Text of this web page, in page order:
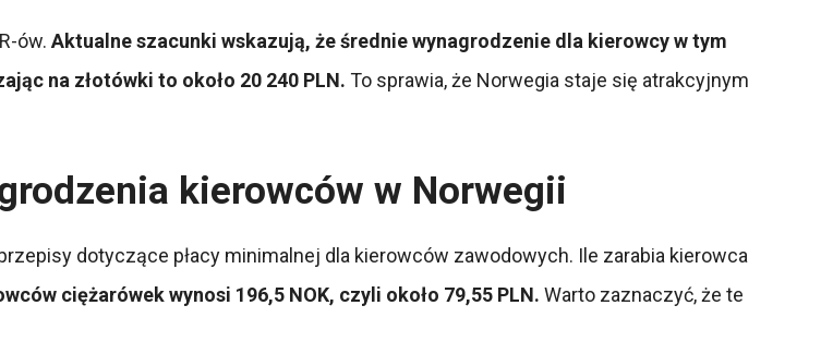
ów. Aktualne szacunki wskazują, że średnie wynagrodzenie dla kierowcy w tym
na złotówki to około 20 240 PLN. To sprawia, że Norwegia staje się atrakcyjnym
kierowców w Norwegii
dotyczące płacy minimalnej dla kierowców zawodowych. Ile zarabia kierowca
ciężarówek wynosi 196,5 NOK, czyli około 79,55 PLN. Warto zaznaczyć, że te